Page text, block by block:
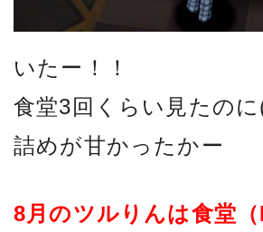
いたー！！
食堂3回くらい見たの
詰めが甘かったかー
8月のツルりんは食堂